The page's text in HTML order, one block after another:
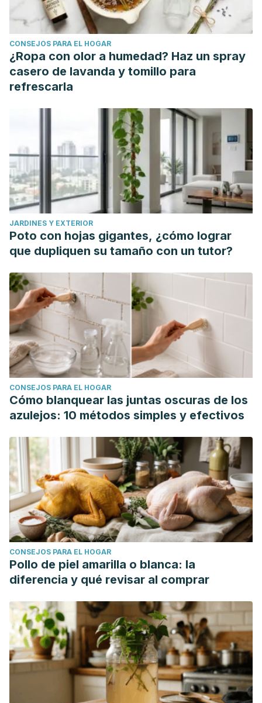
CONSEJOS PARA EL HOGAR
¿Ropa con olor a humedad? Haz un spray
casero de lavanda y tomillo para
refrescarla
JARDINES Y EXTERIOR
Poto con hojas gigantes, ¿cómo lograr
que dupliquen su tamaño con un tutor?
CONSEJOS PARA EL HOGAR
Cómo blanquear las juntas oscuras de los
azulejos: 10 métodos simples y efectivos
CONSEJOS PARA EL HOGAR
Pollo de piel amarilla o blanca: la
diferencia y qué revisar al comprar